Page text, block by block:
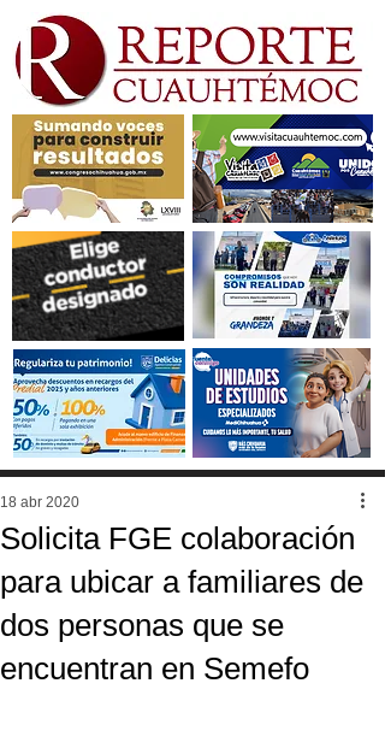
Solicita FGE colaboración
para ubicar a familiares de
dos personas que se
encuentran en Semefo
18 abr 2020